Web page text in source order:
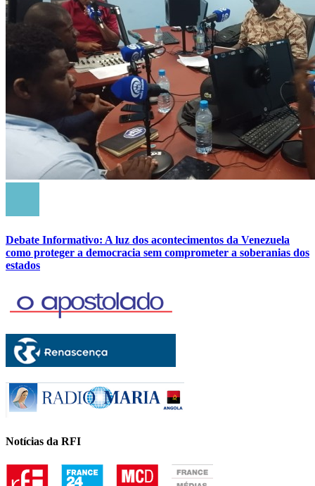
Debate Informativo: A luz dos acontecimentos da Venezuela
como proteger a democracia sem comprometer a soberanias dos
estados
Notícias da RFI